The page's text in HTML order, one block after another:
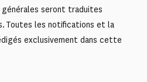
seront traduites
Toutes les notifications et la
exclusivement dans cette